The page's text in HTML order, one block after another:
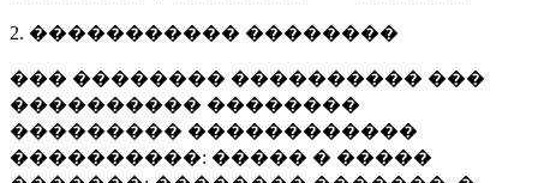
2. ����������� ��������
��� �������� ���������� ���
���������� ��������
��������� ������������
����������: ����� � �����